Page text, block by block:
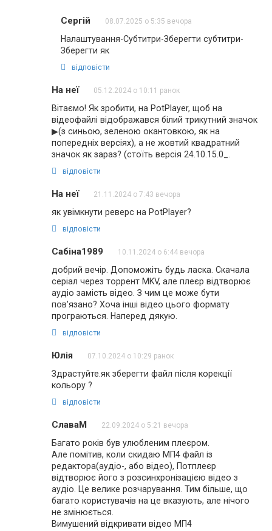
Сергій 08.07.2025 о 5:35 вечора
Налаштування-Субтитри-Зберегти субтитри-
Зберегти як
відповісти
На неї 05.12.2024 о 10:11 ранок
Вітаємо! Як зробити, на PotPlayer, щоб на
відеофайлі відображався білий трикутний значок
▶(з синьою, зеленою окантовкою, як на
попередніх версіях), а не жовтий квадратний
значок як зараз? (стоїть версія 24.10.15.0_.
відповісти
На неї 21.11.2024 о 7:43 вечора
як увімкнути реверс на PotPlayer?
відповісти
Сабіна1989 10.11.2024 о 6:44 вечора
добрий вечір. Допоможіть будь ласка. Скачала
серіал через торрент MKV, але плеєр відтворює
аудіо замість відео. З чим це може бути
пов'язано? Хоча інші відео цього формату
програються. Наперед дякую.
відповісти
Юлія 07.10.2024 о 10:29 ранок
Здрастуйте.як зберегти файл після корекції
кольору ?
відповісти
СлаваМ 22.09.2024 о 5:21 вечора
Багато років був улюбленим плеєром.
Але помітив, коли скидаю МП4 файл із
редактора(аудіо-, або відео), Потплеєр
відтворює його з розсинхронізацією відео з
аудіо. Це велике розчарування. Тим більше, що
багато користувачів на це вказують, але нічого
не змінюється.
Вимушений відкривати відео МП4